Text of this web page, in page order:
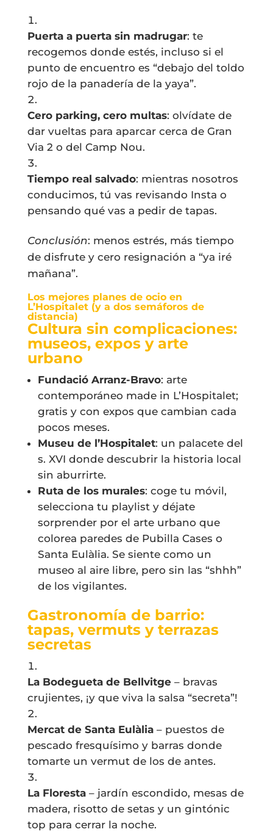
Puerta a puerta sin madrugar: te
recogemos donde estés, incluso si el
punto de encuentro es “debajo del toldo
rojo de la panadería de la yaya”.
Cero parking, cero multas: olvídate de
dar vueltas para aparcar cerca de Gran
Via 2 o del Camp Nou.
Tiempo real salvado: mientras nosotros
conducimos, tú vas revisando Insta o
pensando qué vas a pedir de tapas.
Conclusión: menos estrés, más tiempo
de disfrute y cero resignación a “ya iré
mañana”.
Los mejores planes de ocio en
L’Hospitalet (y a dos semáforos de
distancia)
Cultura sin complicaciones:
museos, expos y arte
urbano
Fundació Arranz-Bravo: arte
contemporáneo made in L’Hospitalet;
gratis y con expos que cambian cada
pocos meses.
Museu de l’Hospitalet: un palacete del
s. XVI donde descubrir la historia local
sin aburrirte.
Ruta de los murales: coge tu móvil,
selecciona tu playlist y déjate
sorprender por el arte urbano que
colorea paredes de Pubilla Cases o
Santa Eulàlia. Se siente como un
museo al aire libre, pero sin las “shhh”
de los vigilantes.
Gastronomía de barrio:
tapas, vermuts y terrazas
secretas
La Bodegueta de Bellvitge– bravas
crujientes, ¡y que viva la salsa “secreta”!
Mercat de Santa Eulàlia– puestos de
pescado fresquísimo y barras donde
tomarte un vermut de los de antes.
La Floresta– jardín escondido, mesas de
madera, risotto de setas y un gintónic
top para cerrar la noche.